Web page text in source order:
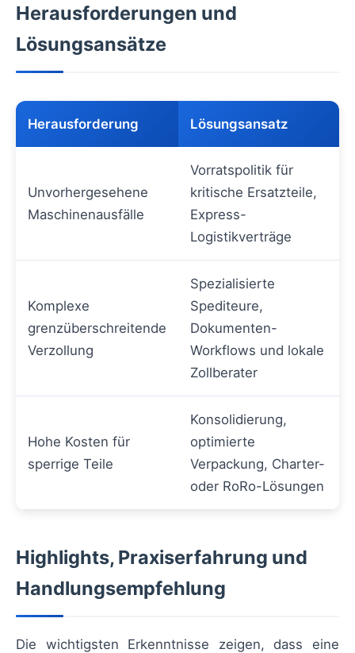
Herausforderungen und
Lösungsansätze
Herausforderung Lösungsansatz
Unvorhergesehene
Maschinenausfälle
Vorratspolitik für
kritische Ersatzteile,
Express-
Logistikverträge
Komplexe
grenzüberschreitende
Verzollung
Spezialisierte
Spediteure,
Dokumenten-
Workflows und lokale
Zollberater
Hohe Kosten für
sperrige Teile
Konsolidierung,
optimierte
Verpackung, Charter-
oder RoRo-Lösungen
Highlights, Praxiserfahrung und
Handlungsempfehlung
Die wichtigsten Erkenntnisse zeigen, dass eine